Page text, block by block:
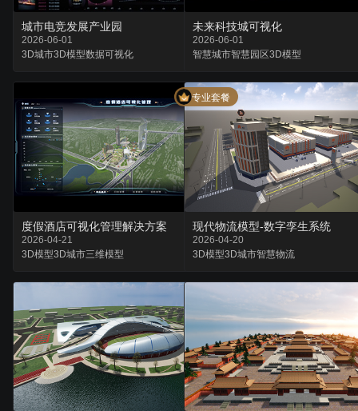
城市电竞发展产业园
2026-06-01
3D城市3D模型数据可视化
未来科技城可视化
2026-06-01
智慧城市智慧园区3D模型
专业套餐
度假酒店可视化管理解决方案
2026-04-21
3D模型3D城市三维模型
现代物流模型-数字孪生系统
2026-04-20
3D模型3D城市智慧物流